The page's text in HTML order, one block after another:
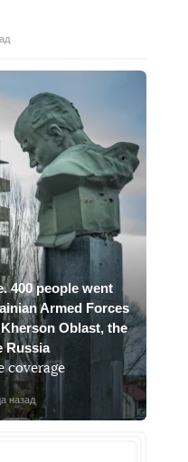
400 people went
Armed Forces
Oblast, the
Russia
coverage
назад